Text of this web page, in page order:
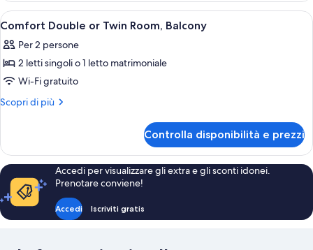
Room,
Terrace
or
Twin
Terrace
Apri
tutte
le
foto
per
Comfort
Twin
Room,
Balcony
Camera d'albergo con un letto, una
12
Comfort Double or Twin Room, Balcony
Per 2 persone
2 letti singoli o 1 letto matrimoniale
Wi-Fi gratuito
Scopri di più
Altri
Double
or
Twin
Room,
Balcony
Controlla disponibilità e prezzi
Accedi per visualizzare gli extra e gli sconti idonei.
Prenotare conviene!
Accedi Iscriviti gratis